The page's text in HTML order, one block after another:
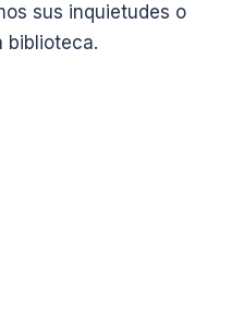
sus inquietudes o
biblioteca.